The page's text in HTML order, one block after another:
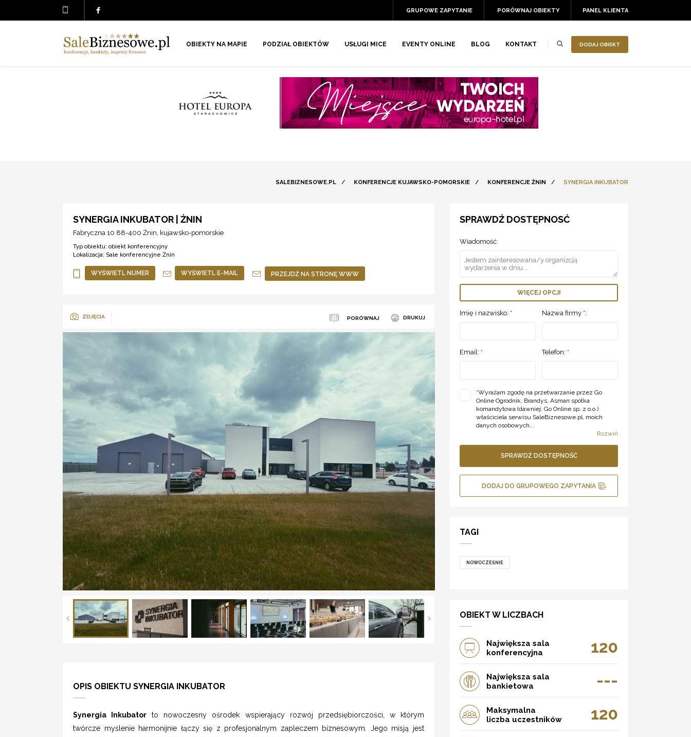
PANEL KLIENTA
PORÓWNAJ OBIEKTY
GRUPOWE ZAPYTANIE
DODAJ OBIEKT
OBIEKTY NA MAPIE PODZIAŁ OBIEKTÓW USŁUGI MICE EVENTY ONLINE BLOG KONTAKT
SALEBIZNESOWE.PL / KONFERENCJE KUJAWSKO-POMORSKIE / KONFERENCJE ŻNIN / SYNERGIA INKUBATOR
SYNERGIA INKUBATOR | ŻNIN
Fabryczna 10 88-400 Żnin, kujawsko-pomorskie
Typ obiektu: obiekt konferencyjny
Lokalizacja: Sale konferencyjne Żnin
WYŚWIETL NUMER WYŚWIETL E-MAIL PRZEJDŹ NA STRONĘ WWW
ZDJĘCIA PORÓWNAJ DRUKUJ
OPIS OBIEKTU SYNERGIA INKUBATOR
Synergia Inkubator to nowoczesny ośrodek wspierający rozwój przedsiębiorczości, w którym
twórcze myślenie harmonijnie łączy się z profesjonalnym zapleczem biznesowym. Jego misją jest
SPRAWDŹ DOSTĘPNOSĆ
Wiadomość:
WIĘCEJ OPCJI
Imię i nazwisko: * Nazwa firmy *:
Email: * Telefon: *
*Wyrażam zgodę na przetwarzanie przez Go
Online Ogrodnik, Brandys, Asman spółka
komandytowa (dawniej: Go Online sp. z o.o.)
właściciela serwisu SaleBiznesowe.pl, moich
danych osobowych...
Rozwiń
SPRAWDŹ DOSTĘPNOŚĆ
DODAJ DO GRUPOWEGO ZAPYTANIA
TAGI
NOWOCZEŚNIE
OBIEKT W LICZBACH
Największa sala
konferencyjna
120
Największa sala
bankietowa
---
Maksymalna
liczba uczestników
120